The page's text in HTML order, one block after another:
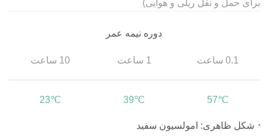
برای حمل و نقل ریلی و هوایی)
دوره نیمه عمر
0.1 ساعت
57℃
1 ساعت
39℃
10 ساعت
23℃
شکل ظاهری: امولسیون سفید